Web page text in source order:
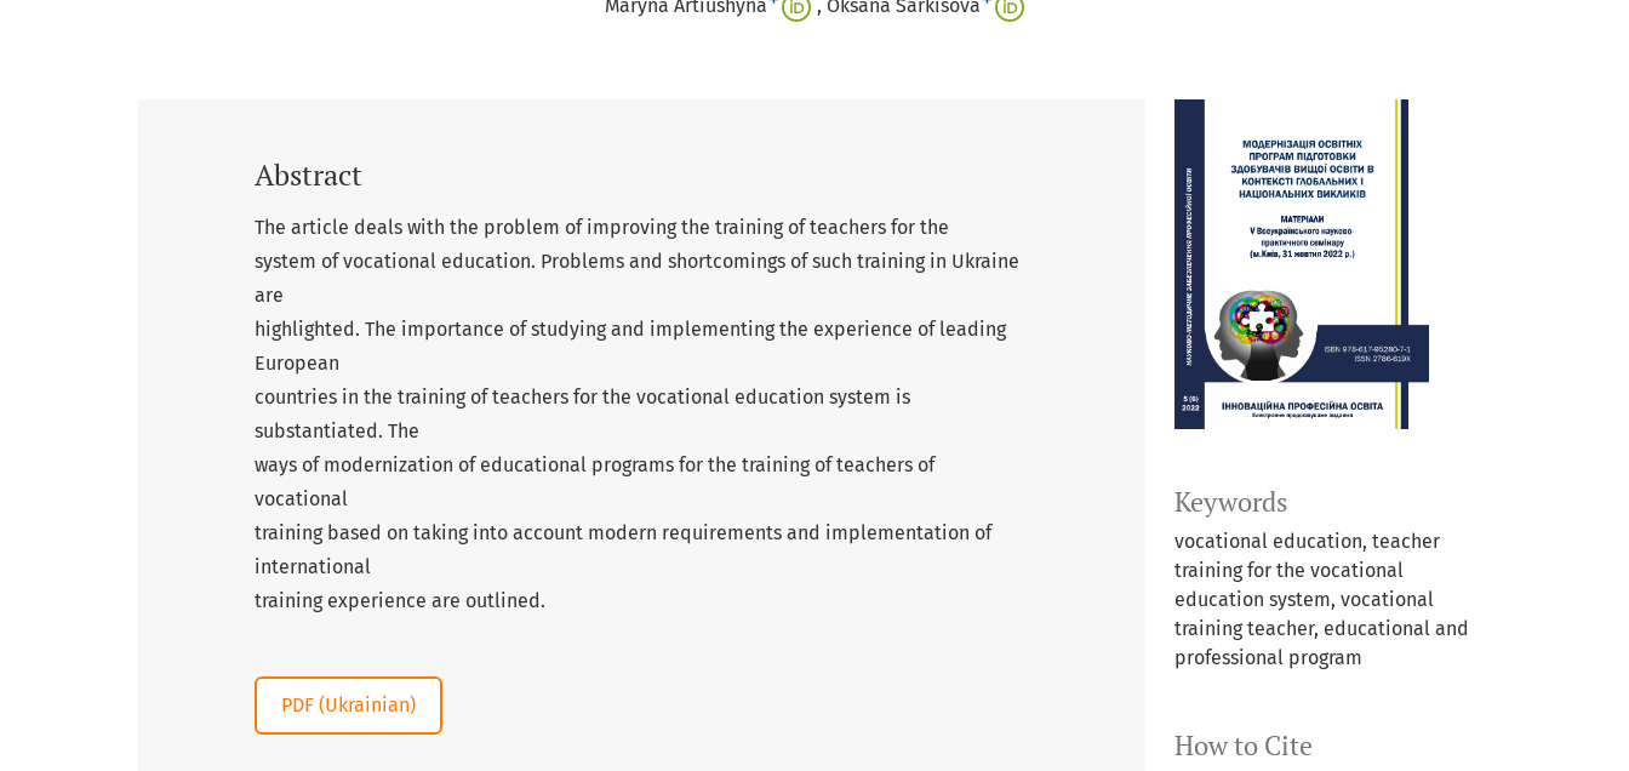
Maryna Artiushyna Oksana Sarkisova
Keywords
vocational education, teacher
training for the vocational
education system, vocational
training teacher, educational and
professional program
How to Cite
Abstract
The article deals with the problem of improving the training of teachers for the
system of vocational education. Problems and shortcomings of such training in Ukraine
are
highlighted. The importance of studying and implementing the experience of leading
European
countries in the training of teachers for the vocational education system is
substantiated. The
ways of modernization of educational programs for the training of teachers of
vocational
training based on taking into account modern requirements and implementation of
international
training experience are outlined.
PDF (Ukrainian)